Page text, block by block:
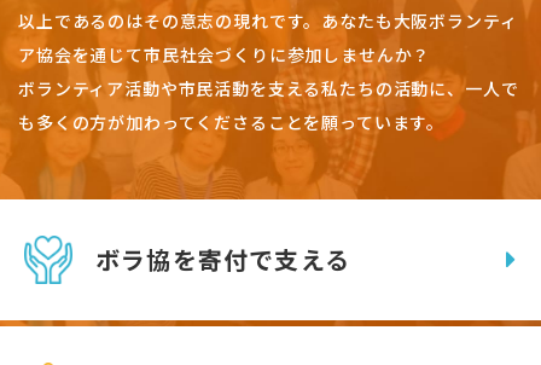
以上であるのはその意志の現れです。 あなたも大阪ボランティ
ア協会を通じて市民社会づくりに参加しませんか？
ボランティア活動や市民活動を支える私たちの活動に、一人で
も多くの方が加わってくださることを願っています。
ボラ協を寄付で支える